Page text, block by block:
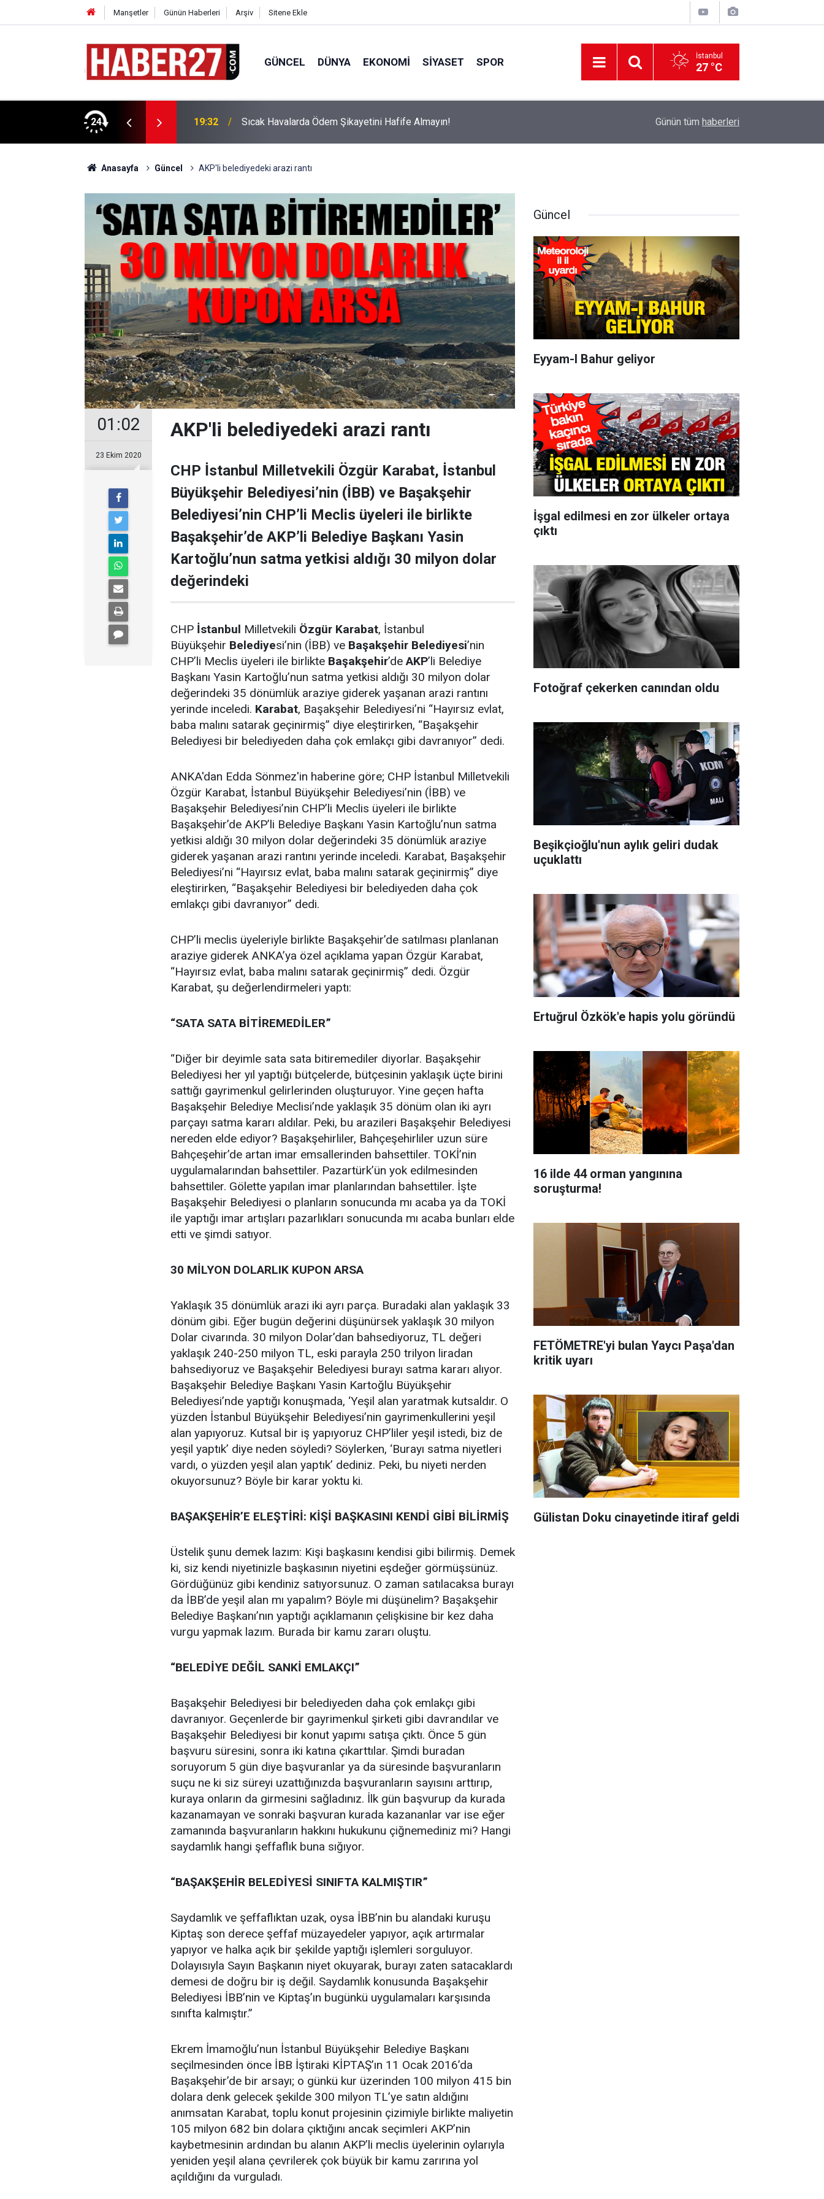
Manşetler Günün Haberleri Arşiv Sitene Ekle
GÜNCEL DÜNYA EKONOMI SIYASET SPOR İstanbul
27 °C
24 19:32 Sıcak Havalarda Ödem Şikayetini Hafife Almayın! İzmir 112’de Kan Donduran İddialar!
Günün tüm haberleri
Anasayfa Güncel AKP'li belediyedeki arazi rantı
01:02
23 Ekim 2020
AKP'li belediyedeki arazi rantı
CHP İstanbul Milletvekili Özgür Karabat, İstanbul
Büyükşehir Belediyesi’nin (İBB) ve Başakşehir
Belediyesi’nin CHP’li Meclis üyeleri ile birlikte
Başakşehir’de AKP’li Belediye Başkanı Yasin
Kartoğlu’nun satma yetkisi aldığı 30 milyon dolar
değerindeki
CHP İstanbul Milletvekili Özgür Karabat, İstanbul
Büyükşehir Belediyesi’nin (İBB) ve Başakşehir Belediyesi’nin
CHP’li Meclis üyeleri ile birlikte Başakşehir’deAKP’li Belediye
Başkanı Yasin Kartoğlu’nun satma yetkisi aldığı 30 milyon dolar
değerindeki 35 dönümlük araziye giderek yaşanan arazi rantını
yerinde inceledi. Karabat, Başakşehir Belediyesi’ni “Hayırsız evlat,
baba malını satarak geçinirmiş” diye eleştirirken, “Başakşehir
Belediyesi bir belediyeden daha çok emlakçı gibi davranıyor” dedi.
ANKA'dan Edda Sönmez'in haberine göre; CHP İstanbul Milletvekili
Özgür Karabat, İstanbul Büyükşehir Belediyesi’nin (İBB) ve
Başakşehir Belediyesi’nin CHP’li Meclis üyeleri ile birlikte
Başakşehir’de AKP’li Belediye Başkanı Yasin Kartoğlu’nun satma
yetkisi aldığı 30 milyon dolar değerindeki 35 dönümlük araziye
giderek yaşanan arazi rantını yerinde inceledi. Karabat, Başakşehir
Belediyesi’ni “Hayırsız evlat, baba malını satarak geçinirmiş” diye
eleştirirken, “Başakşehir Belediyesi bir belediyeden daha çok
emlakçı gibi davranıyor” dedi.
CHP’li meclis üyeleriyle birlikte Başakşehir’de satılması planlanan
araziye giderek ANKA’ya özel açıklama yapan Özgür Karabat,
“Hayırsız evlat, baba malını satarak geçinirmiş” dedi. Özgür
Karabat, şu değerlendirmeleri yaptı:
“SATA SATA BİTİREMEDİLER”
“Diğer bir deyimle sata sata bitiremediler diyorlar. Başakşehir
Belediyesi her yıl yaptığı bütçelerde, bütçesinin yaklaşık üçte birini
sattığı gayrimenkul gelirlerinden oluşturuyor. Yine geçen hafta
Başakşehir Belediye Meclisi’nde yaklaşık 35 dönüm olan iki ayrı
parçayı satma kararı aldılar. Peki, bu arazileri Başakşehir Belediyesi
nereden elde ediyor? Başakşehirliler, Bahçeşehirliler uzun süre
Bahçeşehir’de artan imar emsallerinden bahsettiler. TOKİ’nin
uygulamalarından bahsettiler. Pazartürk’ün yok edilmesinden
bahsettiler. Gölette yapılan imar planlarından bahsettiler. İşte
Başakşehir Belediyesi o planların sonucunda mı acaba ya da TOKİ
ile yaptığı imar artışları pazarlıkları sonucunda mı acaba bunları elde
etti ve şimdi satıyor.
30 MİLYON DOLARLIK KUPON ARSA
Yaklaşık 35 dönümlük arazi iki ayrı parça. Buradaki alan yaklaşık 33
dönüm gibi. Eğer bugün değerini düşünürsek yaklaşık 30 milyon
Dolar civarında. 30 milyon Dolar’dan bahsediyoruz, TL değeri
yaklaşık 240-250 milyon TL, eski parayla 250 trilyon liradan
bahsediyoruz ve Başakşehir Belediyesi burayı satma kararı alıyor.
Başakşehir Belediye Başkanı Yasin Kartoğlu Büyükşehir
Belediyesi’nde yaptığı konuşmada, ‘Yeşil alan yaratmak kutsaldır. O
yüzden İstanbul Büyükşehir Belediyesi’nin gayrimenkullerini yeşil
alan yapıyoruz. Kutsal bir iş yapıyoruz CHP’liler yeşil istedi, biz de
yeşil yaptık’ diye neden söyledi? Söylerken, ‘Burayı satma niyetleri
vardı, o yüzden yeşil alan yaptık’ dediniz. Peki, bu niyeti nerden
okuyorsunuz? Böyle bir karar yoktu ki.
BAŞAKŞEHİR’E ELEŞTİRİ: KİŞİ BAŞKASINI KENDİ GİBİ BİLİRMİŞ
Üstelik şunu demek lazım: Kişi başkasını kendisi gibi bilirmiş. Demek
ki, siz kendi niyetinizle başkasının niyetini eşdeğer görmüşsünüz.
Gördüğünüz gibi kendiniz satıyorsunuz. O zaman satılacaksa burayı
da İBB’de yeşil alan mı yapalım? Böyle mi düşünelim? Başakşehir
Belediye Başkanı’nın yaptığı açıklamanın çelişkisine bir kez daha
vurgu yapmak lazım. Burada bir kamu zararı oluştu.
“BELEDİYE DEĞİL SANKİ EMLAKÇI”
Başakşehir Belediyesi bir belediyeden daha çok emlakçı gibi
davranıyor. Geçenlerde bir gayrimenkul şirketi gibi davrandılar ve
Başakşehir Belediyesi bir konut yapımı satışa çıktı. Önce 5 gün
başvuru süresini, sonra iki katına çıkarttılar. Şimdi buradan
soruyorum 5 gün diye başvuranlar ya da süresinde başvuranların
suçu ne ki siz süreyi uzattığınızda başvuranların sayısını arttırıp,
kuraya onların da girmesini sağladınız. İlk gün başvurup da kurada
kazanamayan ve sonraki başvuran kurada kazananlar var ise eğer
zamanında başvuranların hakkını hukukunu çiğnemediniz mi? Hangi
saydamlık hangi şeffaflık buna sığıyor.
“BAŞAKŞEHİR BELEDİYESİ SINIFTA KALMIŞTIR”
Saydamlık ve şeffaflıktan uzak, oysa İBB’nin bu alandaki kuruşu
Kiptaş son derece şeffaf müzayedeler yapıyor, açık artırmalar
yapıyor ve halka açık bir şekilde yaptığı işlemleri sorguluyor.
Dolayısıyla Sayın Başkanın niyet okuyarak, burayı zaten satacaklardı
demesi de doğru bir iş değil. Saydamlık konusunda Başakşehir
Belediyesi İBB’nin ve Kiptaş’ın bugünkü uygulamaları karşısında
sınıfta kalmıştır.”
Ekrem İmamoğlu’nun İstanbul Büyükşehir Belediye Başkanı
seçilmesinden önce İBB İştiraki KİPTAŞ’ın 11 Ocak 2016’da
Başakşehir’de bir arsayı; o günkü kur üzerinden 100 milyon 415 bin
dolara denk gelecek şekilde 300 milyon TL’ye satın aldığını
anımsatan Karabat, toplu konut projesinin çizimiyle birlikte maliyetin
105 milyon 682 bin dolara çıktığını ancak seçimleri AKP’nin
kaybetmesinin ardından bu alanın AKP’li meclis üyelerinin oylarıyla
yeniden yeşil alana çevrilerek çok büyük bir kamu zarırına yol
açıldığını da vurguladı.
Güncel
Eyyam-I Bahur geliyor
İşgal edilmesi en zor ülkeler ortaya
çıktı
Fotoğraf çekerken canından oldu
Beşikçioğlu'nun aylık geliri dudak
uçuklattı
Ertuğrul Özkök'e hapis yolu göründü
16 ilde 44 orman yangınına
soruşturma!
FETÖMETRE'yi bulan Yaycı Paşa'dan
kritik uyarı
Gülistan Doku cinayetinde itiraf geldi